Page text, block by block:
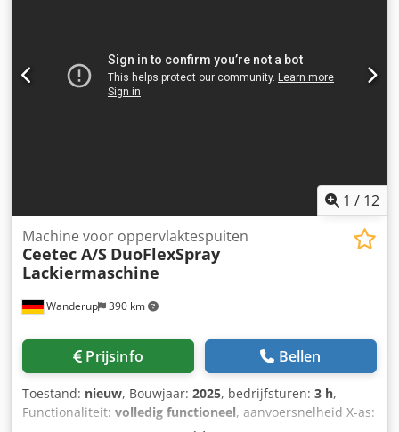
sectoren Yorick Diebels
1 / 12
Wanderup 390 km
Machine voor oppervlaktespuiten
Ceetec A/S DuoFlexSpray
Lackiermaschine
Prijsinfo Bellen
Toestand: nieuw, Bouwjaar: 2025, bedrijfsturen: 3 h,
Functionaliteit: volledig functioneel, aanvoersnelheid X-as: